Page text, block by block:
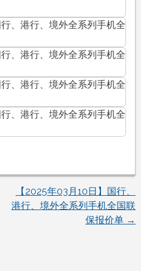
【2025年03月10日】国行、
港行、境外全系列手机全国联
保报价单 →